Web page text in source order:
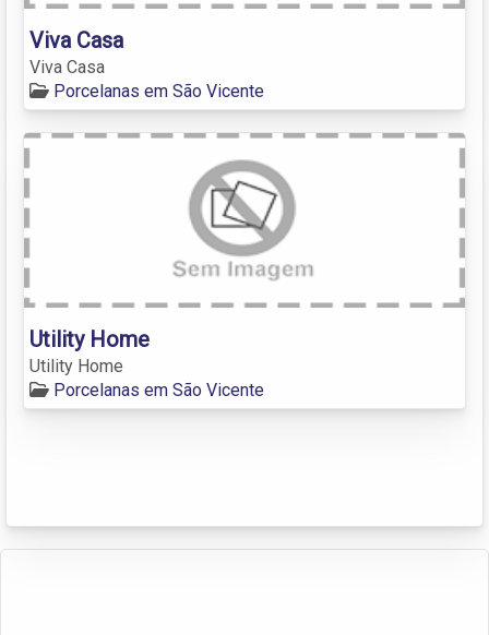
Viva Casa
Viva Casa
Porcelanas em São Vicente
Utility Home
Utility Home
Porcelanas em São Vicente